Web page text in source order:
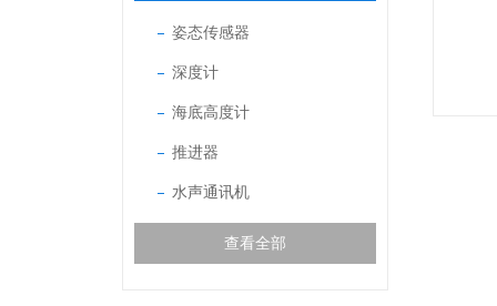
姿态传感器
深度计
海底高度计
推进器
水声通讯机
查看全部